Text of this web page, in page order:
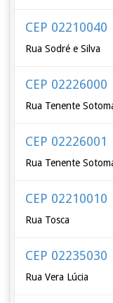
CEP 02210040
Rua Sodré e Silva
CEP 02226000
Rua Tenente
CEP 02226001
Rua Tenente
CEP 02210010
Rua Tosca
CEP 02235030
Rua Vera Lúcia